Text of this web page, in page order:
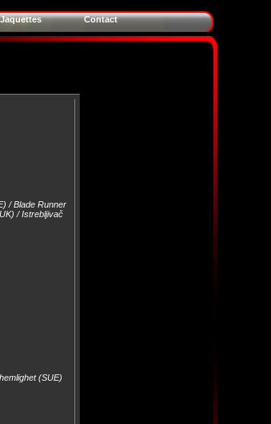
Contact
/ Blade Runner
/ Istrebljivač
(SUE)